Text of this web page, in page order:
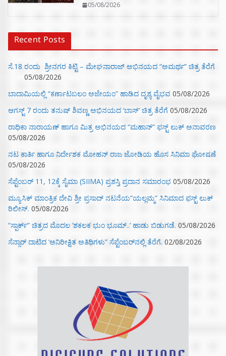
05/08/2026
Recent Posts
ಸೆ.18 ರಂದು ಶ್ರೀನಗರ ಕಿಟ್ಟಿ – ಮೇಘನಾರಾಜ್ ಅಭಿನಯದ “ಅಮರ್ಥ” ಚಿತ್ರ ತೆರೆಗೆ
05/08/2026
ಬಾದಾಮಿಯಲ್ಲಿ “ಕರ್ಣಾಟಬಲಂ ಅಜೇಯಂ” ಹಾಡಿದ ದೃಶ್ಯ ವೈಭವ 05/08/2026
ಆಗಸ್ಟ್ 7 ರಂದು ತನುಷ್ ಶಿವಣ್ಣ ಅಭಿನಯದ ‘ಬಾಸ್’ ಚಿತ್ರ ತೆರೆಗೆ 05/08/2026
ರಾಧಿಕಾ ನಾರಾಯಣ್ ಹಾಗೂ ಮಿತ್ರ ಅಭಿನಯದ “ಮಹಾನ್” ಫಸ್ಟ್ ಲುಕ್ ಅನಾವರಣ
05/08/2026
ನಟ ಕಾರ್ತಿ ಹಾಗೂ ನಿರ್ದೇಶಕ ಮೋಹನ್ ರಾಜ ಜೋಡಿಯ ಹೊಸ ಸಿನಿಮಾ ಘೋಷಣೆ
05/08/2026
ಸೆಪ್ಟೆಂಬರ್ 11, 12ಕ್ಕೆ ಸೈಮಾ (SIIMA) ಪ್ರಶಸ್ತಿ ಪ್ರದಾನ ಸಮಾರಂಭ 05/08/2026
ಮ್ಯೂಸಿಕ್‌ ಮಾಂತ್ರಿಕ ದೇವಿ ಶ್ರೀ ಪ್ರಸಾದ್ ನಟನೆಯ”ಯಲ್ಲಮ್ಮ” ಸಿನಿಮಾದ ಫಸ್ಟ್‌ ಲುಕ್‌
ರಿಲೀಸ್. 05/08/2026
“ಸ್ಪಾರ್ಕ್” ಚಿತ್ರದ ಮೊದಲ‌ ‘ಶಕಲಕ ಭುಂ‌ ಭೂಮ್..’ ಹಾಡು ಬಿಡುಗಡೆ. 05/08/2026
ಸೆನ್ಸಾರ್ ದಾಟಿದ ‘ಅನಿರೀಕ್ಷಿತ ಅತಿಥಿಗಳು” ಸೆಪ್ಟೆಂಬರ್‌ನಲ್ಲಿ ತೆರೆಗೆ. 02/08/2026